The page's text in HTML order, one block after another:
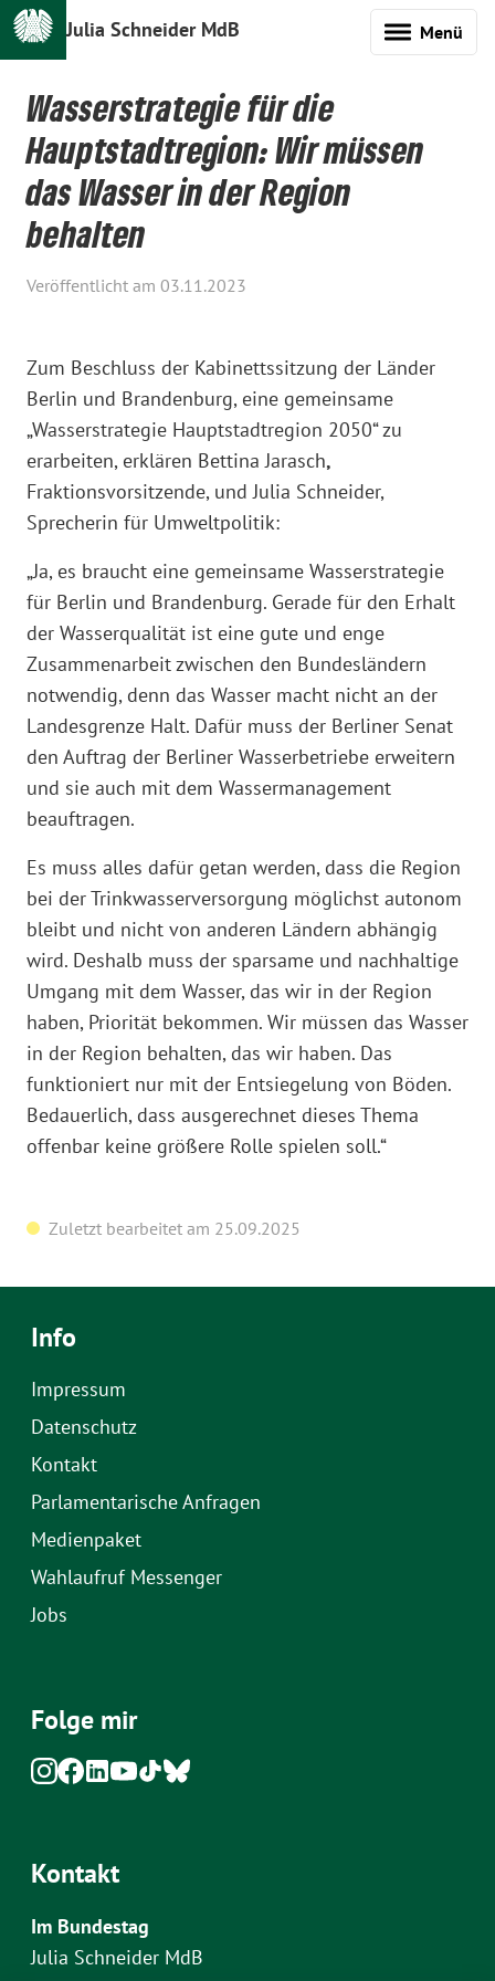
Julia Schneider MdB Menü
Wasserstrategie für die
Hauptstadtregion: Wir müssen
das Wasser in der Region
behalten
Veröffentlicht am 03.11.2023
Zum Beschluss der Kabinettssitzung der Länder
Berlin und Brandenburg, eine gemeinsame
„Wasserstrategie Hauptstadtregion 2050“ zu
erarbeiten, erklären Bettina Jarasch,
Fraktionsvorsitzende, und Julia Schneider,
Sprecherin für Umweltpolitik:
„Ja, es braucht eine gemeinsame Wasserstrategie
für Berlin und Brandenburg. Gerade für den Erhalt
der Wasserqualität ist eine gute und enge
Zusammenarbeit zwischen den Bundesländern
notwendig, denn das Wasser macht nicht an der
Landesgrenze Halt. Dafür muss der Berliner Senat
den Auftrag der Berliner Wasserbetriebe erweitern
und sie auch mit dem Wassermanagement
beauftragen.
Es muss alles dafür getan werden, dass die Region
bei der Trinkwasserversorgung möglichst autonom
bleibt und nicht von anderen Ländern abhängig
wird. Deshalb muss der sparsame und nachhaltige
Umgang mit dem Wasser, das wir in der Region
haben, Priorität bekommen. Wir müssen das Wasser
in der Region behalten, das wir haben. Das
funktioniert nur mit der Entsiegelung von Böden.
Bedauerlich, dass ausgerechnet dieses Thema
offenbar keine größere Rolle spielen soll.“
Zuletzt bearbeitet am 25.09.2025
Info
Impressum
Datenschutz
Kontakt
Parlamentarische Anfragen
Medienpaket
Wahlaufruf Messenger
Jobs
Folge mir
Kontakt
Im Bundestag
Julia Schneider MdB